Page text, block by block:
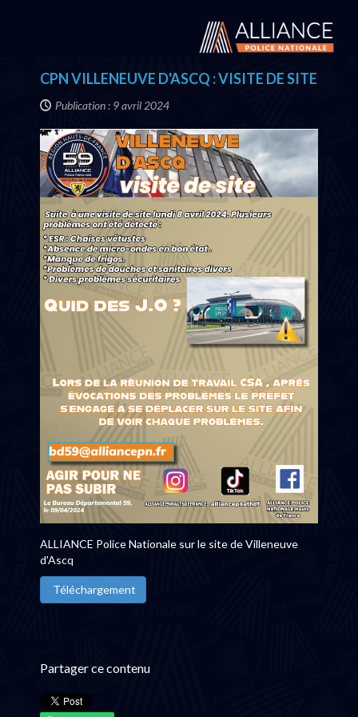
CPN VILLENEUVE D'ASCQ : VISITE DE SITE
Publication : 9 avril 2024
ALLIANCE Police Nationale sur le site de Villeneuve
d'Ascq
Téléchargement
Partager ce contenu